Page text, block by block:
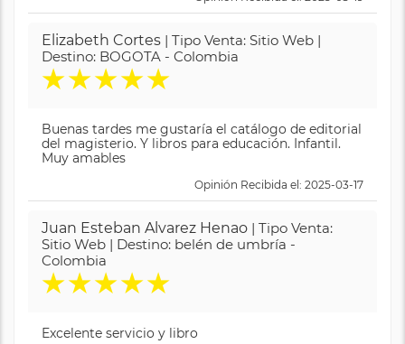
Elizabeth Cortes | Tipo Venta: Sitio Web |
Destino: BOGOTA - Colombia
★★★★★
Buenas tardes me gustaría el catálogo de editorial
del magisterio. Y libros para educación. Infantil.
Muy amables
Opinión Recibida el: 2025-03-17
Juan Esteban Alvarez Henao | Tipo Venta:
Sitio Web | Destino: belén de umbría -
Colombia
★★★★★
Excelente servicio y libro